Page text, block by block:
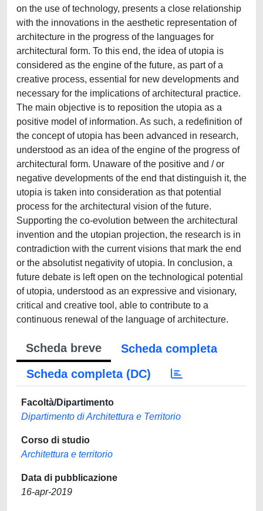
on the use of technology, presents a close relationship
with the innovations in the aesthetic representation of
architecture in the progress of the languages for
architectural form. To this end, the idea of utopia is
considered as the engine of the future, as part of a
creative process, essential for new developments and
necessary for the implications of architectural practice.
The main objective is to reposition the utopia as a
positive model of information. As such, a redefinition of
the concept of utopia has been advanced in research,
understood as an idea of the engine of the progress of
architectural form. Unaware of the positive and / or
negative developments of the end that distinguish it, the
utopia is taken into consideration as that potential
process for the architectural vision of the future.
Supporting the co-evolution between the architectural
invention and the utopian projection, the research is in
contradiction with the current visions that mark the end
or the absolutist negativity of utopia. In conclusion, a
future debate is left open on the technological potential
of utopia, understood as an expressive and visionary,
critical and creative tool, able to contribute to a
continuous renewal of the language of architecture.
Scheda breve
Scheda completa
Scheda completa (DC)
Facoltà/Dipartimento
Dipartimento di Architettura e Territorio
Corso di studio
Architettura e territorio
Data di pubblicazione
16-apr-2019